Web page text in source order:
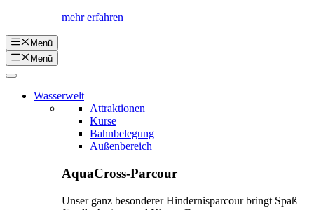
mehr erfahren
Menü
Menü
Wasserwelt
Attraktionen
Kurse
Bahnbelegung
Außenbereich
AquaCross-Parcour
Unser ganz besonderer Hindernisparcour bringt Spaß